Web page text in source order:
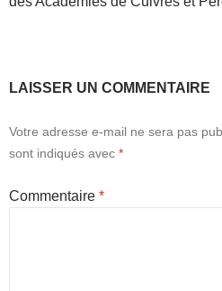
LAISSER UN COMMENTAIRE
Votre adresse e-mail ne sera pas
sont indiqués avec *
Commentaire *